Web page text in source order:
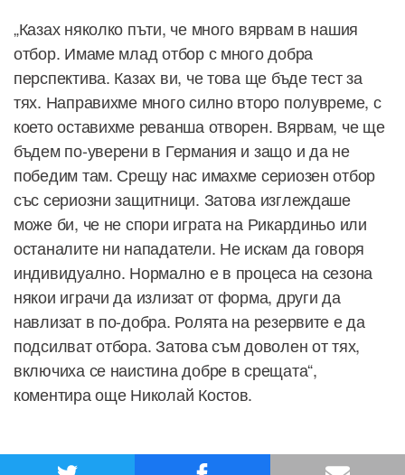
„Казах няколко пъти, че много вярвам в нашия
отбор. Имаме млад отбор с много добра
перспектива. Казах ви, че това ще бъде тест за
тях. Направихме много силно второ полувреме, с
което оставихме реванша отворен. Вярвам, че ще
бъдем по-уверени в Германия и защо и да не
победим там. Срещу нас имахме сериозен отбор
със сериозни защитници. Затова изглеждаше
може би, че не спори играта на Рикардиньо или
останалите ни нападатели. Не искам да говоря
индивидуално. Нормално е в процеса на сезона
някои играчи да излизат от форма, други да
навлизат в по-добра. Ролята на резервите е да
подсилват отбора. Затова съм доволен от тях,
включиха се наистина добре в срещата“,
коментира още Николай Костов.